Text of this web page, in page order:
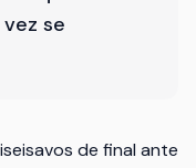
se
de final ante